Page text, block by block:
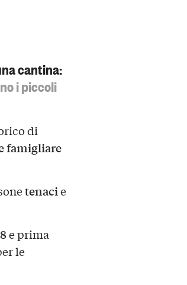
cantina:
i piccoli
di
famigliare
tenacie
e prima
le